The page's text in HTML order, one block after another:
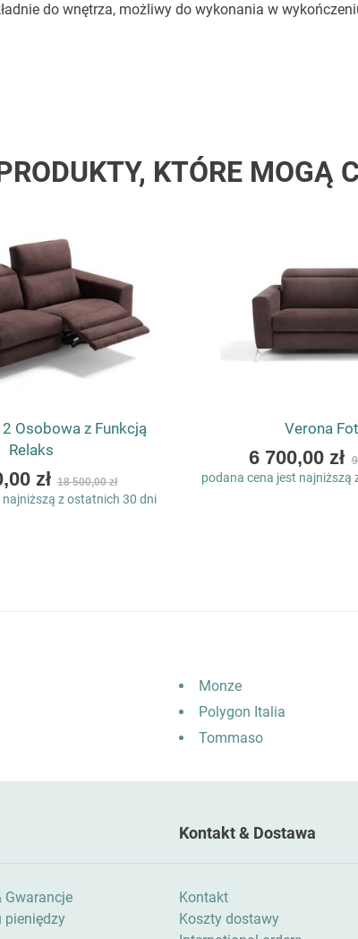
do wnętrza, możliwy do wykonania w
KTÓRE MOGĄ
Osobowa z Funkcją
Relaks
zł 18 500,00 zł
z ostatnich 30 dni
Verona
As
low
6 700,00 zł
podana cena jest najniższą
Monze
Polygon Italia
Tommaso
Gwarancje
pieniędzy
Kontakt & Dostawa
Kontakt
Koszty dostawy